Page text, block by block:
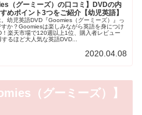
（グーミーズ）の口コミ】DVDの内
めポイント3つをご紹介【幼児英語】
。幼児英語DVD『Goomies（グーミーズ）』っ
か？Goomiesは楽しみながら英語を身につけ
！楽天市場で120週以上1位、購入者レビュー
るほど大人気な英語DVD...
2020.04.08
（グーミーズ）】